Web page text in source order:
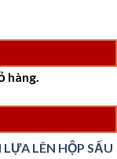
hàng.
LÊN HỘP SẤU